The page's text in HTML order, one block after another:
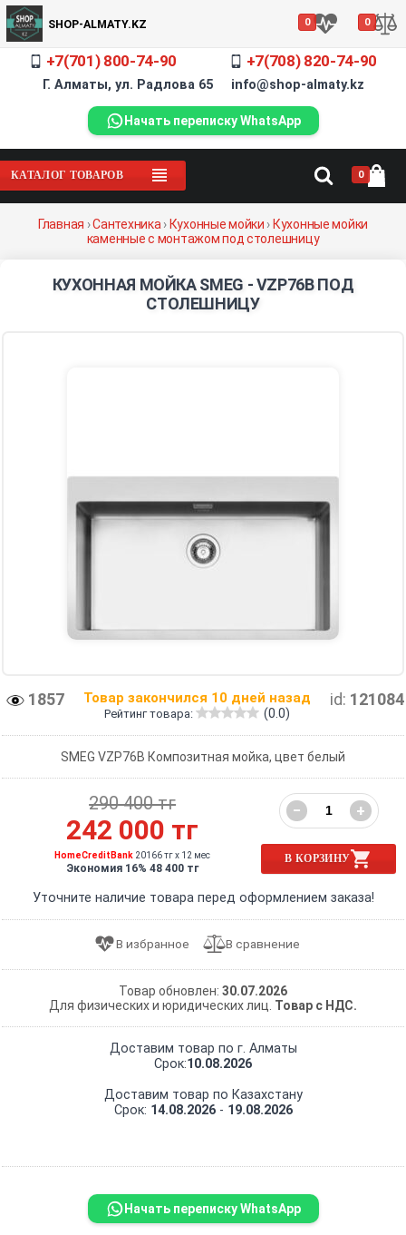
SHOP-ALMATY.KZ 0 0
+7(701) 800-74-90 +7(708) 820-74-90
Г. Алматы, ул. Радлова 65 info@shop-almaty.kz
Начать переписку WhatsApp
КАТАЛОГ ТОВАРОВ 0
Главная ›Сантехника ›Кухонные мойки ›Кухонные мойки
каменные с монтажом под столешницу
КУХОННАЯ МОЙКА SMEG - VZP76B ПОД
СТОЛЕШНИЦУ
1857 id: 121084
Товар закончился 10 дней назад
Рейтинг товара: (0.0)
SMEG VZP76B Композитная мойка, цвет белый
290 400 тг
242 000 тг
HomeCreditBank 20166 тг x 12 мес
Экономия 16% 48 400 тг
− +
В КОРЗИНУ
Уточните наличие товара перед оформлением заказа!
Товар обновлен: 30.07.2026
Для физических и юридических лиц. Товар с НДС.
Доставим товар по г. Алматы
Срок:10.08.2026
Доставим товар по Казахстану
Срок: 14.08.2026- 19.08.2026
Начать переписку WhatsApp